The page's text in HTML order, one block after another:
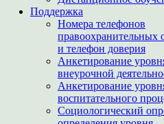
Поддержка
Номера телефонов
правоохранительных
и телефон доверия
Анкетирование
внеурочной
Анкетирование
воспитательного
Социологический